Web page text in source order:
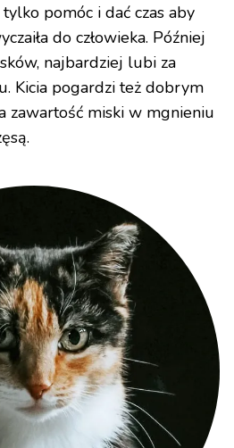
pomóc i dać czas aby
do człowieka. Później
najbardziej lubi za
Kicia pogardzi też dobrym
zawartość miski w mgnieniu